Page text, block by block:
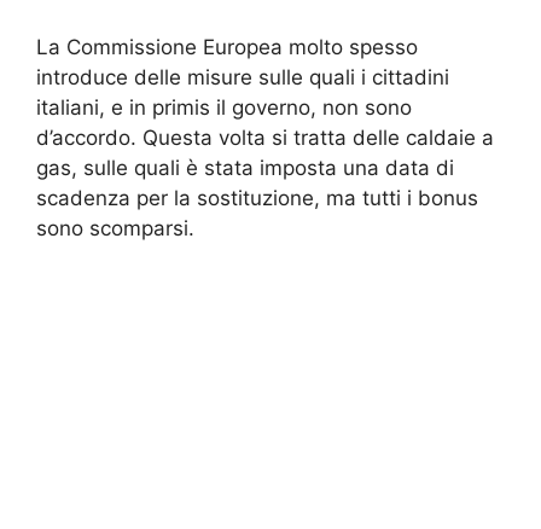
La Commissione Europea molto spesso
introduce delle misure sulle quali i cittadini
italiani, e in primis il governo, non sono
d’accordo. Questa volta si tratta delle caldaie a
gas, sulle quali è stata imposta una data di
scadenza per la sostituzione, ma tutti i bonus
sono scomparsi.